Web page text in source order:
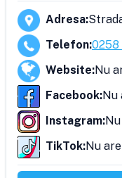
Adresa:
Telefon:0258
Website:Nu
Facebook:Nu
Instagram:
TikTok:Nu